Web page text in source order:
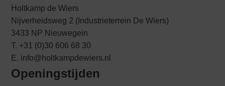
Holtkamp de Wiers
Nijverheidsweg 2 (Industrieterrein De Wiers)
3433 NP Nieuwegein
T. +31 (0)30 606 68 30
E. info@holtkampdewiers.nl
Openingstijden